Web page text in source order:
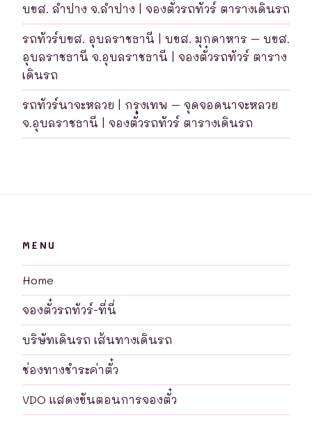
บขส. ลำปาง จ.ลำปาง | จองตั๋วรถทัวร์ ตารางเดินรถ
รถทัวร์บขส. อุบลราชธานี | บขส. มุกดาหาร – บขส.
อุบลราชธานี จ.อุบลราชธานี | จองตั๋วรถทัวร์ ตาราง
เดินรถ
รถทัวร์นาจะหลวย | กรุงเทพ – จุดจอดนาจะหลวย
จ.อุบลราชธานี | จองตั๋วรถทัวร์ ตารางเดินรถ
MENU
Home
จองตั๋วรถทัวร์-ที่นี่
บริษัทเดินรถ เส้นทางเดินรถ
ช่องทางชำระค่าตั๋ว
VDO แสดงขันตอนการจองตั๋ว